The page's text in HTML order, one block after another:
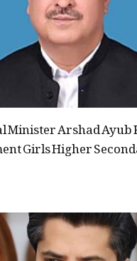
Arshad Ayub
Girls Higher